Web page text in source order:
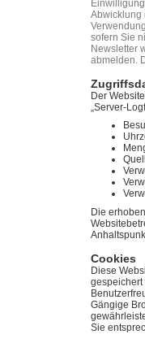
Abwicklung
sofern Sie
Newsletter
abmelden.
Der
„Server-
Die
Cookies
Diese
gespeichert
Gängige
Sie